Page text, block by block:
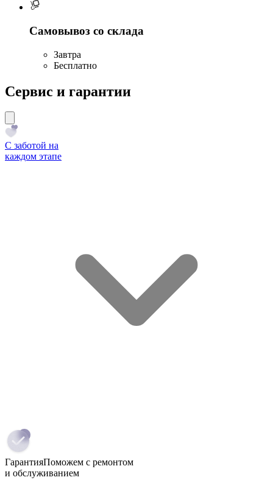
Самовывоз со склада
Завтра
Бесплатно
Сервис и гарантии
С заботой на
каждом этапе
ГарантияПоможем с ремонтом
и обслуживанием